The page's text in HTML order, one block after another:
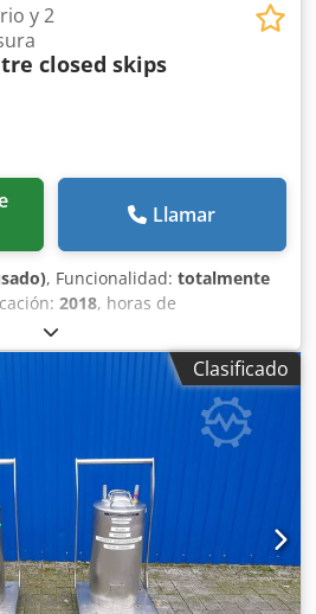
y 2
closed skips
Llamar
, Funcionalidad: totalmente
2018, horas de
número de máquina/vehículo:
tornillo y dos unidades de
de 16 m3, todos fabricados según
por De Rooij en los Países
se han utilizado dentro de una
seguridad desde que eran
2023 y solo se han utilizado 74
Este equipo ha sido
triturar dinero en efectivo y
siempre se ha ubicado dentro
en excelentes condiciones y
Chodov Ilphjpfx Ag Toa
Clasificado